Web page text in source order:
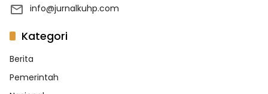
info@jurnalkuhp.com
Kategori
Berita
Pemerintah